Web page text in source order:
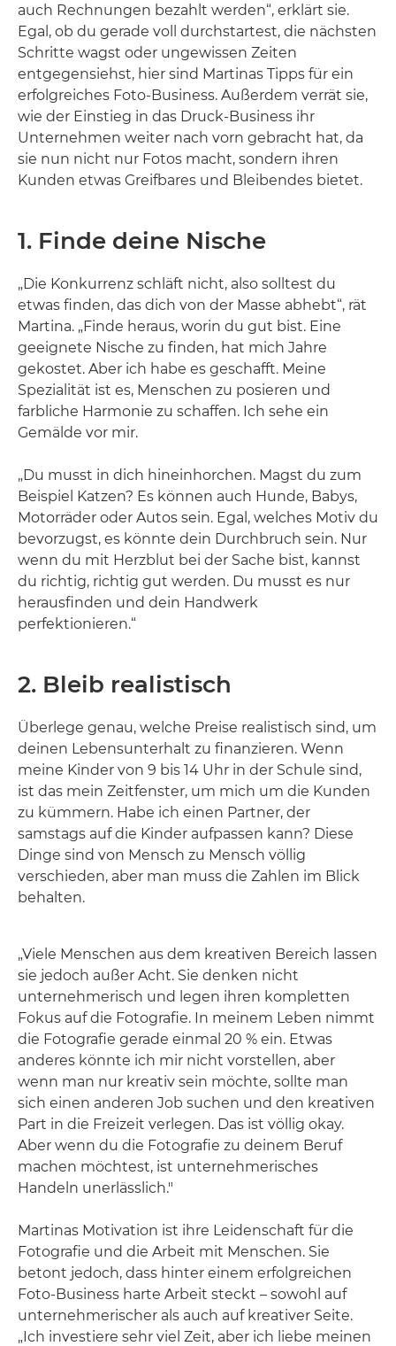
auch Rechnungen bezahlt werden“, erklärt sie.
Egal, ob du gerade voll durchstartest, die nächsten
Schritte wagst oder ungewissen Zeiten
entgegensiehst, hier sind Martinas Tipps für ein
erfolgreiches Foto-Business. Außerdem verrät sie,
wie der Einstieg in das Druck-Business ihr
Unternehmen weiter nach vorn gebracht hat, da
sie nun nicht nur Fotos macht, sondern ihren
Kunden etwas Greifbares und Bleibendes bietet.
1. Finde deine Nische
„Die Konkurrenz schläft nicht, also solltest du
etwas finden, das dich von der Masse abhebt“, rät
Martina. „Finde heraus, worin du gut bist. Eine
geeignete Nische zu finden, hat mich Jahre
gekostet. Aber ich habe es geschafft. Meine
Spezialität ist es, Menschen zu posieren und
farbliche Harmonie zu schaffen. Ich sehe ein
Gemälde vor mir.
„Du musst in dich hineinhorchen. Magst du zum
Beispiel Katzen? Es können auch Hunde, Babys,
Motorräder oder Autos sein. Egal, welches Motiv du
bevorzugst, es könnte dein Durchbruch sein. Nur
wenn du mit Herzblut bei der Sache bist, kannst
du richtig, richtig gut werden. Du musst es nur
herausfinden und dein Handwerk
perfektionieren.“
2. Bleib realistisch
Überlege genau, welche Preise realistisch sind, um
deinen Lebensunterhalt zu finanzieren. Wenn
meine Kinder von 9 bis 14 Uhr in der Schule sind,
ist das mein Zeitfenster, um mich um die Kunden
zu kümmern. Habe ich einen Partner, der
samstags auf die Kinder aufpassen kann? Diese
Dinge sind von Mensch zu Mensch völlig
verschieden, aber man muss die Zahlen im Blick
behalten.
„Viele Menschen aus dem kreativen Bereich lassen
sie jedoch außer Acht. Sie denken nicht
unternehmerisch und legen ihren kompletten
Fokus auf die Fotografie. In meinem Leben nimmt
die Fotografie gerade einmal 20 % ein. Etwas
anderes könnte ich mir nicht vorstellen, aber
wenn man nur kreativ sein möchte, sollte man
sich einen anderen Job suchen und den kreativen
Part in die Freizeit verlegen. Das ist völlig okay.
Aber wenn du die Fotografie zu deinem Beruf
machen möchtest, ist unternehmerisches
Handeln unerlässlich."
Martinas Motivation ist ihre Leidenschaft für die
Fotografie und die Arbeit mit Menschen. Sie
betont jedoch, dass hinter einem erfolgreichen
Foto-Business harte Arbeit steckt – sowohl auf
unternehmerischer als auch auf kreativer Seite.
„Ich investiere sehr viel Zeit, aber ich liebe meinen